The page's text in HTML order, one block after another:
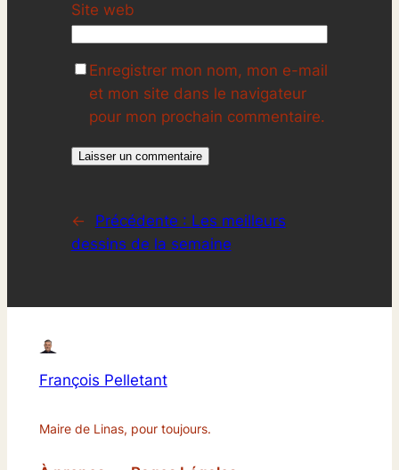
Site web
Enregistrer mon nom, mon e-mail
et mon site dans le navigateur
pour mon prochain commentaire.
← Précédente : Les meilleurs
dessins de la semaine
François Pelletant
Maire de Linas, pour toujours.